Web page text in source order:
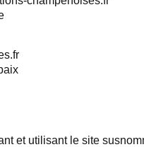
et utilisant le site